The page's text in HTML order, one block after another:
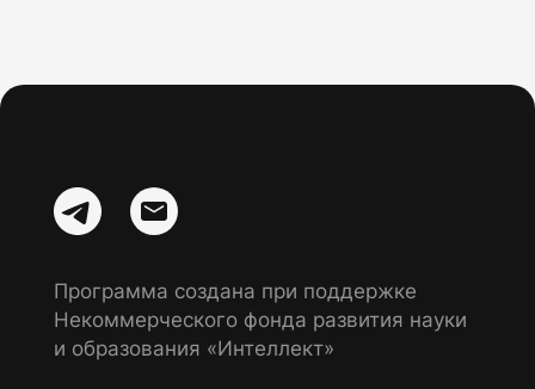
Программа создана при поддержке
Некоммерческого фонда развития науки
и образования «Интеллект»